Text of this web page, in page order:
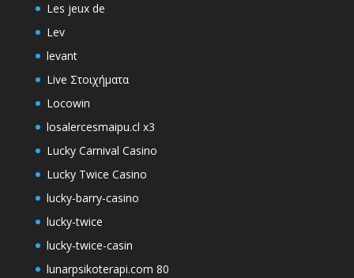
Les jeux de
Lev
levant
Live Στοιχήματα
Locowin
losalercesmaipu.cl x3
Lucky Carnival Casino
Lucky Twice Casino
lucky-barry-casino
lucky-twice
lucky-twice-casin
lunarpsikoterapi.com 80